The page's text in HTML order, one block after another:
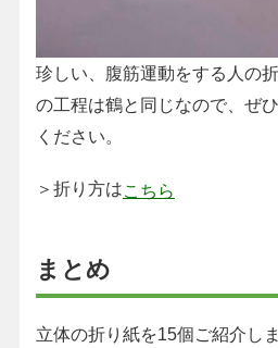
珍しい、腹筋運動をする人の
の工程は鶴と同じなので、ぜ
ください。
＞折り方はこちら
まとめ
立体の折り紙を15個ご紹介し